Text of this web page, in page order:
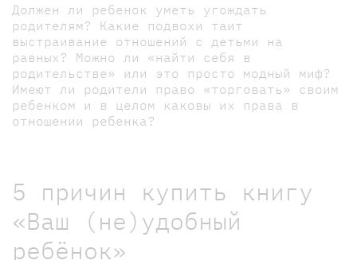
Должен ли ребенок уметь угождать
родителям? Какие подвохи таит
выстраивание отношений с детьми на
равных? Можно ли «найти себя в
родительстве» или это просто модный миф?
Имеют ли родители право «торговать» своим
ребенком и в целом каковы их права в
отношении ребенка?
5 причин купить книгу
«Ваш (не)удобный
ребёнок»